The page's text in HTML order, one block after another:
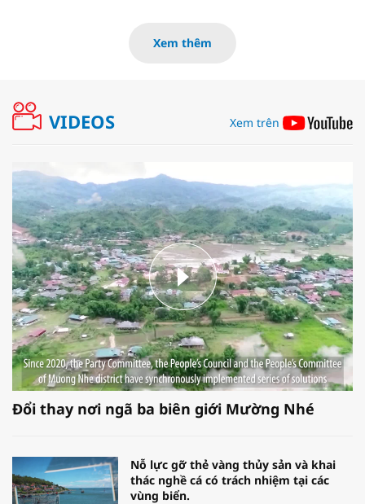
Xem thêm
VIDEOS Xem trên
Đổi thay nơi ngã ba biên giới Mường Nhé
Nỗ lực gỡ thẻ vàng thủy sản và khai
thác nghề cá có trách nhiệm tại các
vùng biển.